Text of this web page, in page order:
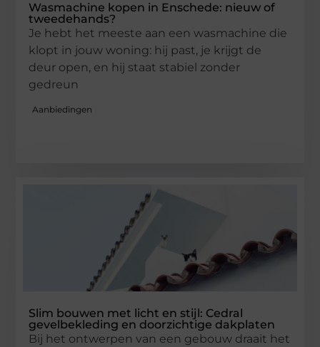
Wasmachine kopen in Enschede: nieuw of
tweedehands?
Je hebt het meeste aan een wasmachine die
klopt in jouw woning: hij past, je krijgt de
deur open, en hij staat stabiel zonder
gedreun
Aanbiedingen
Slim bouwen met licht en stijl: Cedral
gevelbekleding en doorzichtige dakplaten
Bij het ontwerpen van een gebouw draait het